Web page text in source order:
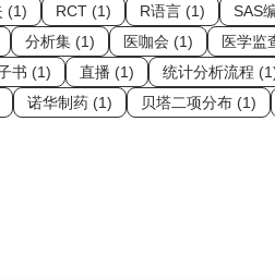
(1) RCT (1) R语言 (1) SAS
分析集 (1) 医咖会 (1) 医学监
书 (1) 直播 (1) 统计分析流程
诺华制药 (1) 贝塔二项分布 (1)